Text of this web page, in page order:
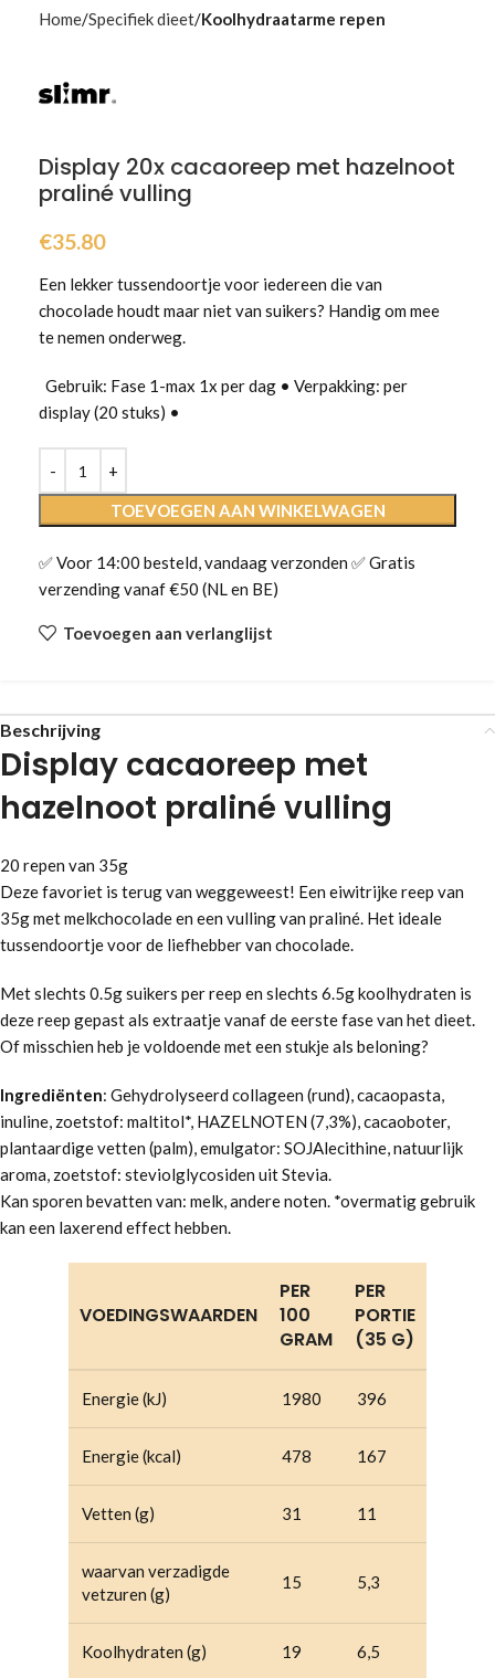
Home Specifiek dieet Koolhydraatarme repen
Display 20x cacaoreep met hazelnoot
praliné vulling
€35.80
Een lekker tussendoortje voor iedereen die van
chocolade houdt maar niet van suikers? Handig om mee
te nemen onderweg.
Gebruik: Fase 1-max 1x per dag • Verpakking: per
display (20 stuks) •
TOEVOEGEN AAN WINKELWAGEN
✅ Voor 14:00 besteld, vandaag verzonden ✅ Gratis
verzending vanaf €50 (NL en BE)
Toevoegen aan verlanglijst
Beschrijving
Display cacaoreep met
hazelnoot praliné vulling
20 repen van 35g
Deze favoriet is terug van weggeweest! Een eiwitrijke reep van
35g met melkchocolade en een vulling van praliné. Het ideale
tussendoortje voor de liefhebber van chocolade.
Met slechts 0.5g suikers per reep en slechts 6.5g koolhydraten is
deze reep gepast als extraatje vanaf de eerste fase van het dieet.
Of misschien heb je voldoende met een stukje als beloning?
Ingrediënten: Gehydrolyseerd collageen (rund), cacaopasta,
inuline, zoetstof: maltitol*, HAZELNOTEN (7,3%), cacaoboter,
plantaardige vetten (palm), emulgator: SOJAlecithine, natuurlijk
aroma, zoetstof: steviolglycosiden uit Stevia.
Kan sporen bevatten van: melk, andere noten. *overmatig gebruik
kan een laxerend effect hebben.
VOEDINGSWAARDEN
PER
100
GRAM
PER
PORTIE
(35 G)
Energie (kJ) 1980 396
Energie (kcal) 478 167
Vetten (g) 31 11
waarvan verzadigde
vetzuren (g)
15 5,3
Koolhydraten (g) 19 6,5